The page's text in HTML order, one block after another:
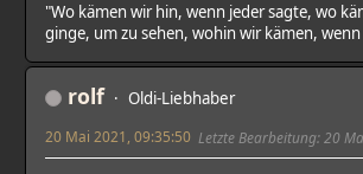
"Wo kämen wir hin, wenn jeder sagte, wo
ginge, um zu sehen, wohin wir kämen,
rolf Oldi-Liebhaber
20 Mai 2021, 09:35:50 Letzte Bearbeitung: 20